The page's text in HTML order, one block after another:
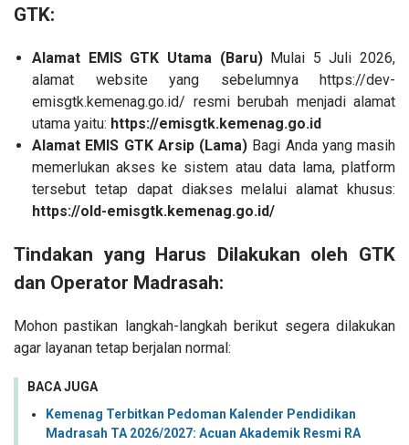
GTK:
Alamat EMIS GTK Utama (Baru)Mulai 5 Juli 2026,
alamat website yang sebelumnya https://dev-
emisgtk.kemenag.go.id/ resmi berubah menjadi alamat
utama yaitu: https://emisgtk.kemenag.go.id
Alamat EMIS GTK Arsip (Lama) Bagi Anda yang masih
memerlukan akses ke sistem atau data lama, platform
tersebut tetap dapat diakses melalui alamat khusus:
https://old-emisgtk.kemenag.go.id/
​Tindakan yang Harus Dilakukan oleh GTK
dan Operator Madrasah:
​Mohon pastikan langkah-langkah berikut segera dilakukan
agar layanan tetap berjalan normal:
BACA JUGA
Kemenag Terbitkan Pedoman Kalender Pendidikan
Madrasah TA 2026/2027: Acuan Akademik Resmi RA